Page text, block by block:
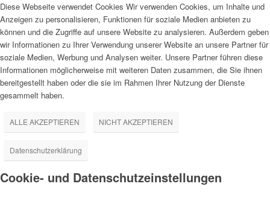
Diese Webseite verwendet Cookies Wir verwenden Cookies, um Inhalte und
Anzeigen zu personalisieren, Funktionen für soziale Medien anbieten zu
können und die Zugriffe auf unsere Website zu analysieren. Außerdem geben
wir Informationen zu Ihrer Verwendung unserer Website an unsere Partner für
soziale Medien, Werbung und Analysen weiter. Unsere Partner führen diese
Informationen möglicherweise mit weiteren Daten zusammen, die Sie ihnen
bereitgestellt haben oder die sie im Rahmen Ihrer Nutzung der Dienste
gesammelt haben.
ALLE AKZEPTIEREN NICHT AKZEPTIEREN
Datenschutzerklärung
Cookie- und Datenschutzeinstellungen